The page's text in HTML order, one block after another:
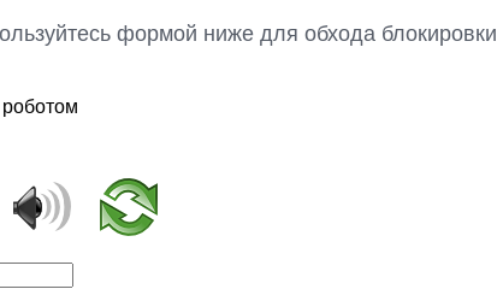
формой ниже для обхода блокировки